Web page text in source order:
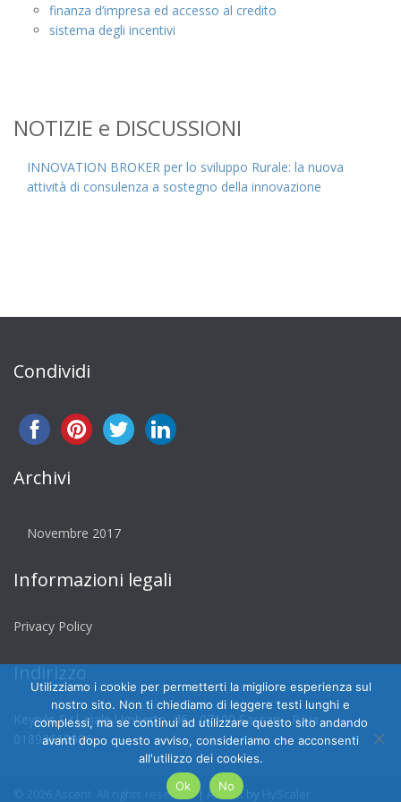
finanza d’impresa ed accesso al credito
sistema degli incentivi
NOTIZIE e DISCUSSIONI
INNOVATION BROKER per lo sviluppo Rurale: la nuova
attività di consulenza a sostegno della innovazione
Condividi
Archivi
Novembre 2017
Informazioni legali
Privacy Policy
Indirizzo
Keynés S.r.l. viale Umberto, 46 - 07100 Sassari - P.iva
01892610906
© 2026 Ascent. All rights reserved| Ascent by
Utilizziamo i cookie per permetterti la migliore esperienza sul
nostro sito. Non ti chiediamo di leggere testi lunghi e
complessi, ma se continui ad utilizzare questo sito andando
avanti dopo questo avviso, consideriamo che acconsenti
all'utilizzo dei cookies.
Ok
No